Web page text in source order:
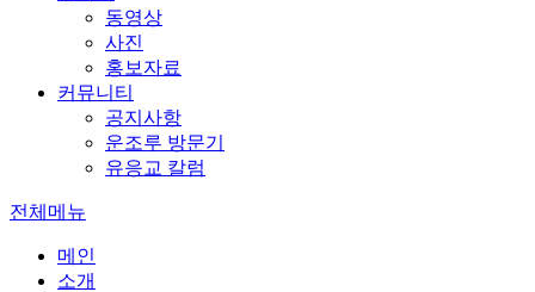
동영상
사진
홍보자료
커뮤니티
공지사항
운조루 방문기
유응교 칼럼
전체메뉴
메인
소개